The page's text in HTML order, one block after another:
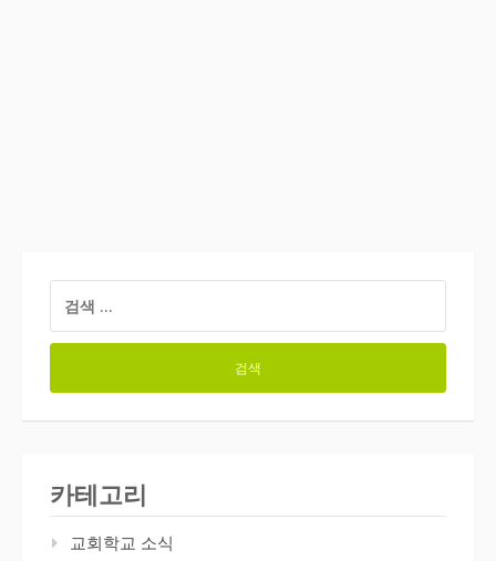
색:
카테고리
교회학교 소식